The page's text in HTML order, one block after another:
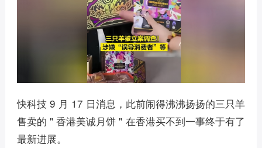
快科技 9 月 17 日消息，此前闹得沸沸扬扬的三只羊
售卖的 " 香港美诚月饼 " 在香港买不到一事终于有了
最新进展。